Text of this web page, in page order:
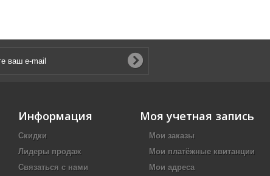
Информация
Скидки
Лидеры продаж
Связаться с нами
Моя учетная запись
Мои заказы
Мои платёжные квитанции
Мои адреса